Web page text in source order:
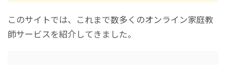
このサイトでは、これまで数多くのオンライン家庭教
師サービスを紹介してきました。